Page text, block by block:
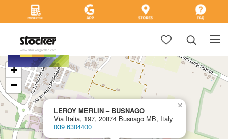
LEROY MERLIN – BUSNAGO
Via Italia, 197, 20874 Busnago MB, Italy
039 6304400
×
+
−